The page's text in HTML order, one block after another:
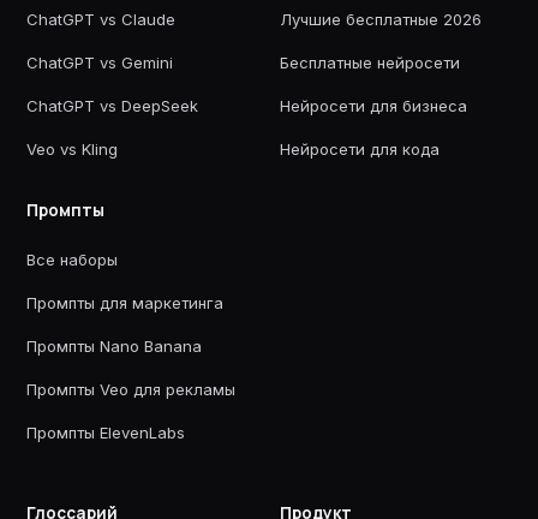
ChatGPT vs Claude
ChatGPT vs Gemini
ChatGPT vs DeepSeek
Veo vs Kling
Лучшие бесплатные 2026
Бесплатные нейросети
Нейросети для бизнеса
Нейросети для кода
Промпты
Все наборы
Промпты для маркетинга
Промпты Nano Banana
Промпты Veo для рекламы
Промпты ElevenLabs
Глоссарий Продукт